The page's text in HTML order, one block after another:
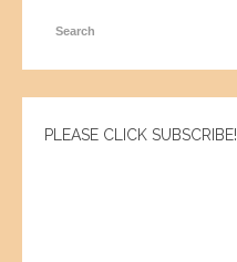
PLEASE CLICK SUBSCRIBE!